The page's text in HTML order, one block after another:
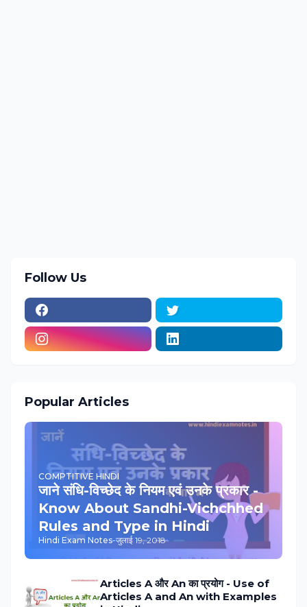
Follow Us
Popular Articles
COMPTITIVE HINDI
जाने संधि-विच्‍छेद के नियम एवं उनके प्रकार -
Know About Sandhi-Vichchhed
Rules and Type in Hindi
Hindi Exam Notes-जुलाई 19, 2018
Articles A और An का प्रयोग - Use of
Articles A and An with Examples